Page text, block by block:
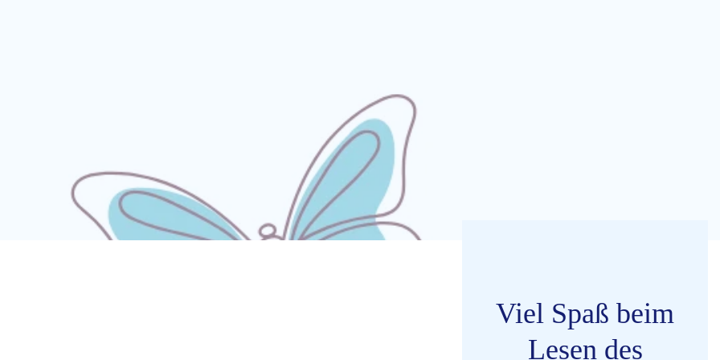
Viel Spaß beim
Lesen des